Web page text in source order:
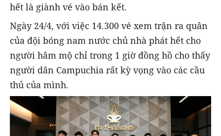
hết là giành vé vào bán kết.
Ngày 24/4, với việc 14.300 vé xem trận ra quân
của đội bóng nam nước chủ nhà phát hết cho
người hâm mộ chỉ trong 1 giờ đồng hồ cho thấy
người dân Campuchia rất kỳ vọng vào các cầu
thủ của mình.